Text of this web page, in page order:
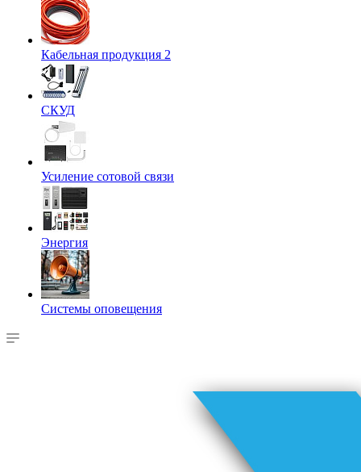
Кабельная продукция 2
СКУД
Усиление сотовой связи
Энергия
Системы оповещения